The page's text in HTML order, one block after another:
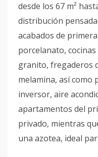
desde los 67 m²
distribución
acabados de
porcelanato,
granito, fregaderos
melamina, así como
inversor, aire
apartamentos del
privado, mientras
una azotea, ideal